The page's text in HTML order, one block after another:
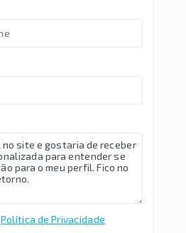
Política de Privacidade